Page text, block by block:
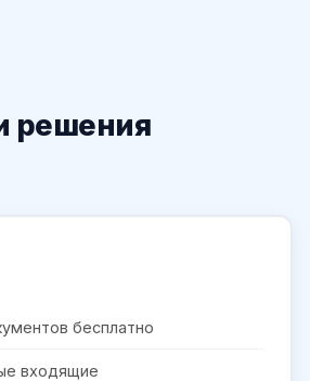
решения
бесплатно
входящие